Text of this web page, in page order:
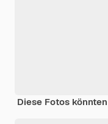
Diese Fotos